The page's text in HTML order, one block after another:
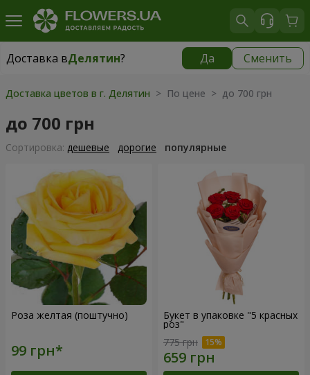
Доставка вДелятин? Да Сменить
Доставка вДелятин|
Доставка цветов в г. Делятин > По цене > до 700 грн
до 700 грн
Cортировка: дешевые дорогие популярные
Роза желтая (поштучно) Букет в упаковке "5 красных
роз"
775 грн